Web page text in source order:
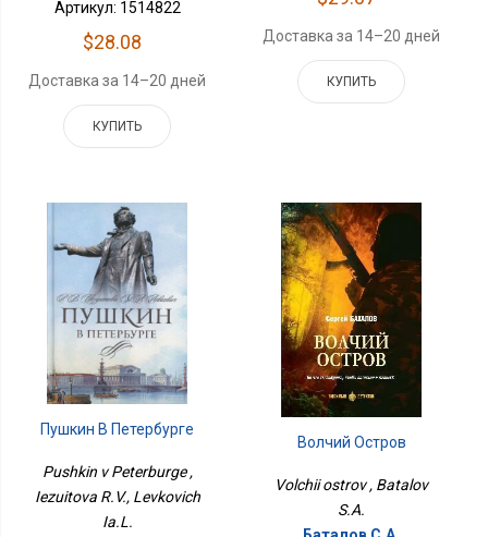
Артикул: 1514822
$28.08
Доставка за 14–20 дней
КУПИТЬ
Доставка за 14–20 дней
КУПИТЬ
Пушкин В Петербурге
Pushkin v Peterburge ,
Iezuitova R.V., Levkovich
Ia.L.
Волчий Остров
Volchii ostrov , Batalov
S.A.